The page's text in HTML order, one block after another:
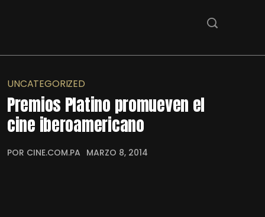
UNCATEGORIZED
Premios Platino promueven el
cine iberoamericano
POR CINE.COM.PA MARZO 8, 2014